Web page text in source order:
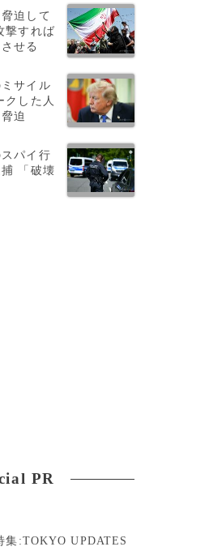
迫して
撃すれば
せる
サイル
クした人
迫
パイ行
「破壊
PR
集:TOKYO UPDATES